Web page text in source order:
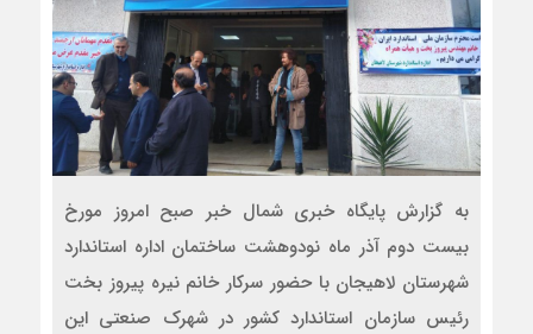
به گزارش پایگاه خبری شمال خبر صبح امروز مورخ
بیست دوم آذر ماه نودوهشت ساختمان اداره استاندارد
شهرستان لاهیجان با حضور سرکار خانم نیره پیروز بخت
رئیس سازمان استاندارد کشور در شهرک صنعتی این